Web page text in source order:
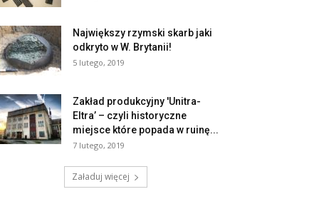
Największy rzymski skarb jaki
odkryto w W. Brytanii!
5 lutego, 2019
Zakład produkcyjny 'Unitra-
Eltra’ – czyli historyczne
miejsce które popada w ruinę...
7 lutego, 2019
Załaduj więcej